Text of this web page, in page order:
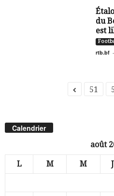
du
est
rtb.bf -
51
Calendrier
août
L M M J